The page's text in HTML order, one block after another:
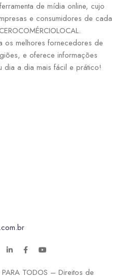
de mídia online, cujo
e consumidores de cada
os melhores fornecedores de
e oferece informações
dia a dia mais fácil e prático!
TODOS – Direitos de